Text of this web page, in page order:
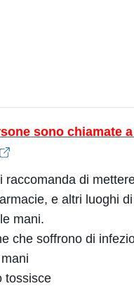
sono chiamate
di
e altri luoghi
mani.
che soffrono di
tossisce